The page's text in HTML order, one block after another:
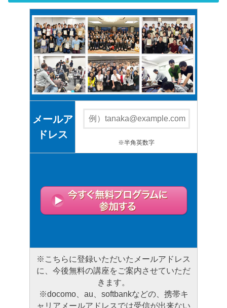
メールア
ドレス
※半角英数字
※こちらに登録いただいたメールアドレス
に、今後無料の講座をご案内させていただ
きます。
※docomo、au、softbankなどの、携帯キ
ャリアメールアドレスでは受信が出来ない